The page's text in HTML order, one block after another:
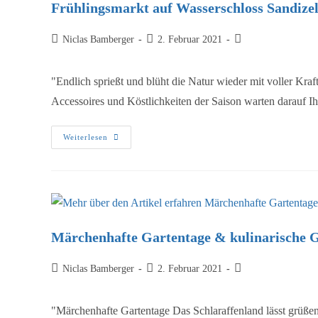
Frühlingsmarkt auf Wasserschloss
Niclas Bamberger 2. Februar 2021
"Endlich sprießt und blüht die Natur wieder mit voller
Accessoires und Köstlichkeiten der Saison warten darauf
Weiterlesen
Märchenhafte Gartentage & kulinarische
Niclas Bamberger 2. Februar 2021
"Märchenhafte Gartentage Das Schlaraffenland lässt